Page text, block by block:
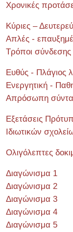
Χρονικές
Κύριες –
Απλές -
Τρόποι
Ευθύς - Πλάγιος
Ενεργητική -
Απρόσωπη
Εξετάσεις
Ιδιωτικών
Ολιγόλεπτες
Διαγώνισμα 1
Διαγώνισμα 2
Διαγώνισμα 3
Διαγώνισμα 4
Διαγώνισμα 5